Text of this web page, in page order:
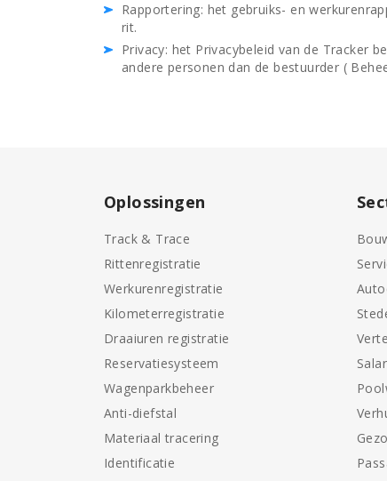
Rapportering: het gebruiks- en
rit.
Privacy: het Privacybeleid van de Tracker
andere personen dan de bestuurder (
Oplossingen
Track & Trace
Rittenregistratie
Werkurenregistratie
Kilometerregistratie
Draaiuren registratie
Reservatiesysteem
Wagenparkbeheer
Anti-diefstal
Materiaal tracering
Identificatie